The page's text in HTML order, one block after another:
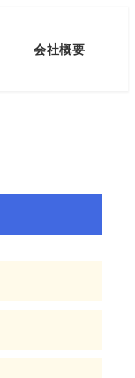
会社概要